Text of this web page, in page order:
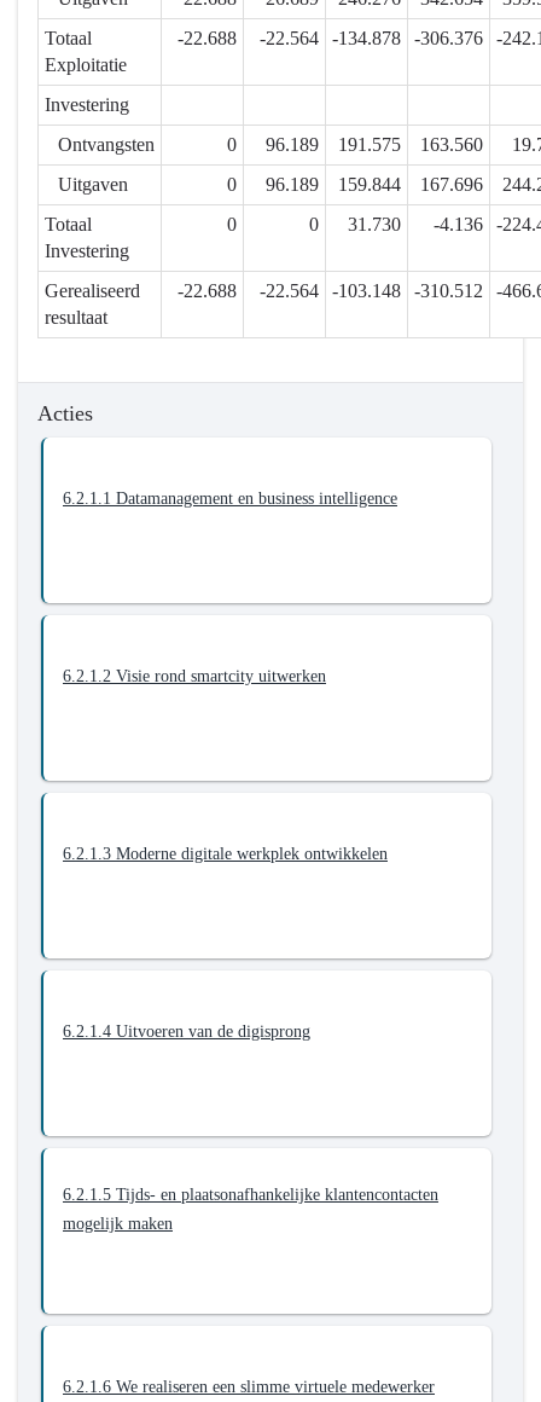
toekomstgericht
Actieplannen
6.2.1.
zetten
digitalisering
interne
externe
Totaal
Exploitatie
-22.688 -22.564 -134.878 -306.376 -
Investering
Ontvangsten
0 96.189 191.575 163.560
Uitgaven
0 96.189 159.844 167.696
Totaal
Investering
0 0 31.730 -4.136 -
Gerealiseerd
resultaat
-22.688 -22.564 -103.148 -310.512 -
Acties
6.2.1.1 Datamanagement en business intelligence
6.2.1.2 Visie rond smartcity uitwerken
6.2.1.3 Moderne digitale werkplek ontwikkelen
6.2.1.4 Uitvoeren van de digisprong
6.2.1.5 Tijds- en plaatsonafhankelijke klantencontacten
mogelijk maken
6.2.1.6 We realiseren een slimme virtuele medewerker